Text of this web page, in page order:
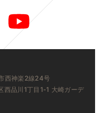
Twitter YouTube
西神楽2線24号
品川1丁目1-1 大崎ガーデ